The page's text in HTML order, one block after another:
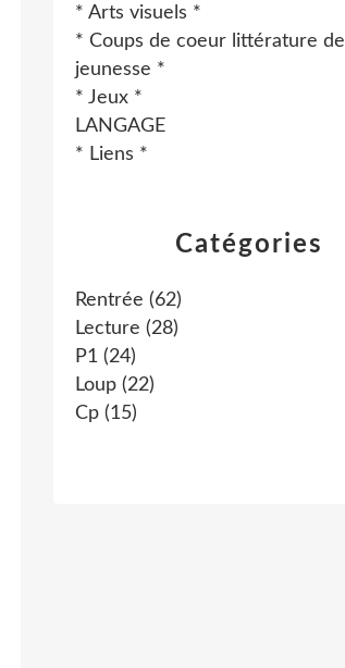
Catégories
Rentrée (62)
Lecture (28)
P1 (24)
Loup (22)
Cp (15)
* Arts visuels *
* Coups de coeur littérature de
jeunesse *
* Jeux *
LANGAGE
* Liens *